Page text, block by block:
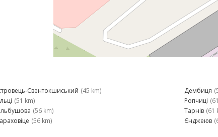
Свентокшиський (45 km)
(51 km)
(56 km)
(56 km)
Дембиця
Ропчиці
Тарнів (61
Єнджеюв